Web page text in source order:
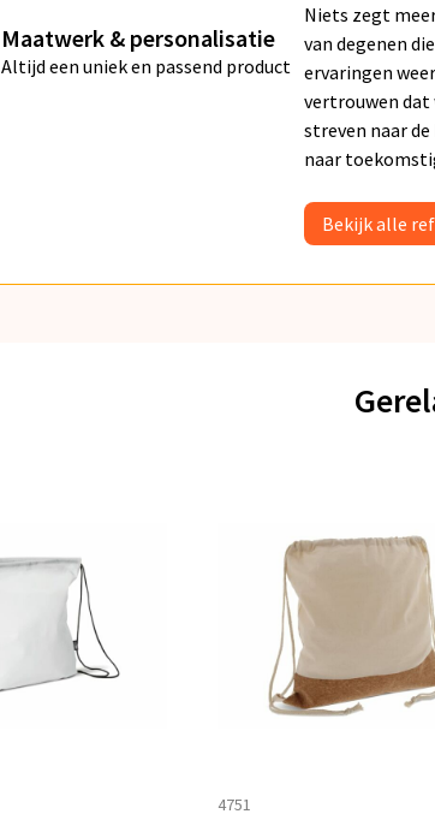
Maatwerk & personalisatie
Altijd een uniek en passend product
Niets zegt
van degenen
ervaringen
vertrouwen dat
streven naar
naar
Bekijk alle
4751